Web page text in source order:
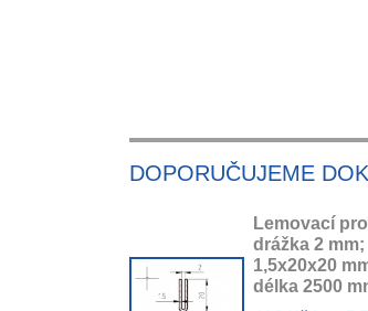
DOPORUČUJEME
Lemovací
drážka 2 mm;
1,5x20x20
délka 2500